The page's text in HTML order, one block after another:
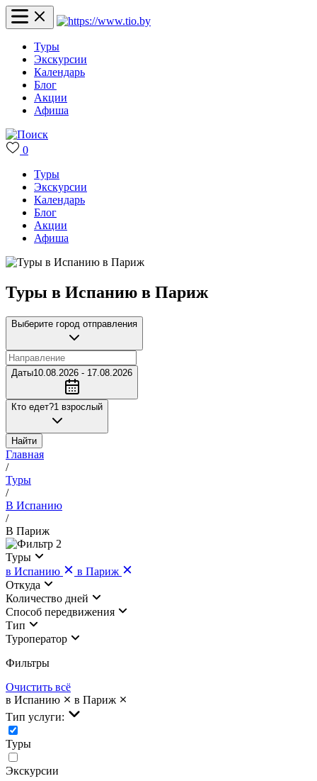
Туры
Экскурсии
Календарь
Блог
Акции
Афиша
0
Туры
Экскурсии
Календарь
Блог
Акции
Афиша
Туры в Испанию в Париж
Выберите город отправления
Даты10.08.2026 - 17.08.2026
Кто едет?1 взрослый
Найти
Главная
/
Туры
/
В Испанию
/
В Париж
2
Туры
в Испанию
в Париж
Откуда
Количество дней
Cпособ передвижения
Тип
Туроператор
Фильтры
Очистить всё
в Испанию
в Париж
Тип услуги:
Туры
Экскурсии